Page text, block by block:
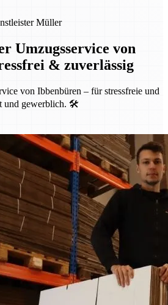
Müller
Umzugsservice von
& zuverlässig
von Ibbenbüren – für stressfreie und
und gewerblich. 🛠️